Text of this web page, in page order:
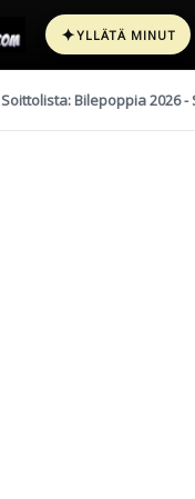
✦YLLÄTÄ MINUT
Soittolista: Bilepoppia 2026 -